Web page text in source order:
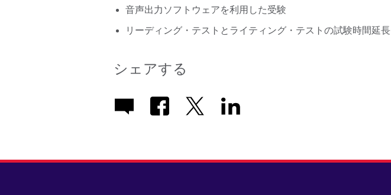
音声出力ソフトウェアを利用した受験
リーディング・テストとライティング・テストの試験時間延長
シェアする